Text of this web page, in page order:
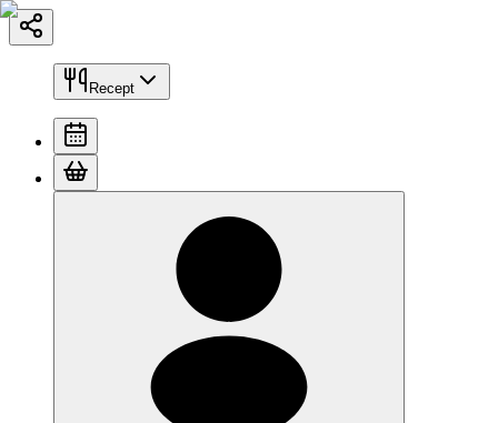
Recept